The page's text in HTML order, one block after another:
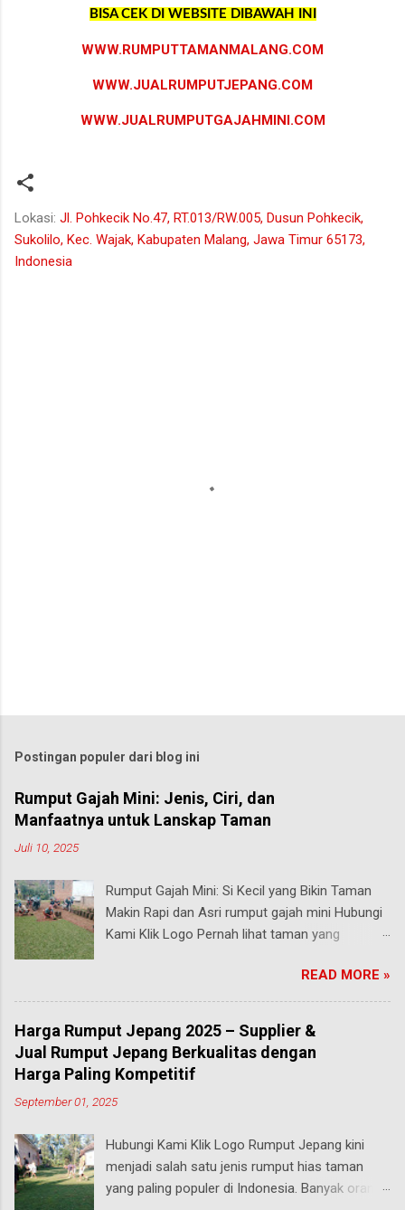
BISA CEK DI WEBSITE DIBAWAH INI
WWW.RUMPUTTAMANMALANG.COM
WWW.JUALRUMPUTJEPANG.COM
WWW.JUALRUMPUTGAJAHMINI.COM
Lokasi: Jl. Pohkecik No.47, RT.013/RW.005, Dusun Pohkecik,
Sukolilo, Kec. Wajak, Kabupaten Malang, Jawa Timur 65173,
Indonesia
Postingan populer dari blog ini
Rumput Gajah Mini: Jenis, Ciri, dan
Manfaatnya untuk Lanskap Taman
Juli 10, 2025
Rumput Gajah Mini: Si Kecil yang Bikin Taman
Makin Rapi dan Asri rumput gajah mini Hubungi
Kami Klik Logo Pernah lihat taman yang
segar walau sering diinjak? Bisa jadi itu adalah
rumput gajah mini , salah satu jenis rumput
paling populer di Indonesia, terutama buat
taman rumah, taman kantor, hingga taman
kota. malang Meski namanya ada kata “gajah”,
rumput ini bukan untuk makanan hewan besar
seperti yang kamu pikirkan. Justru sebaliknya,
ukurannya mungil tapi kekuatannya luar biasa .
Yuk, kita bahas secara mendalam apa itu
rumput gajah mini, keunggulannya,
READ MORE »
Harga Rumput Jepang 2025 – Supplier &
Jual Rumput Jepang Berkualitas dengan
Harga Paling Kompetitif
September 01, 2025
Hubungi Kami Klik Logo Rumput Jepang kini
menjadi salah satu jenis rumput hias taman
yang paling populer di Indonesia. Banyak orang